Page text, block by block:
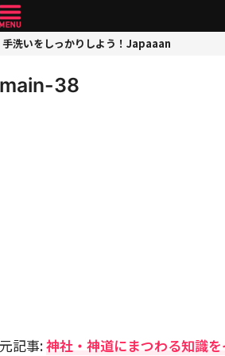
手洗いをしっかりしよう！Japaaan
main-38
元記事:神社・神道にまつわる知識